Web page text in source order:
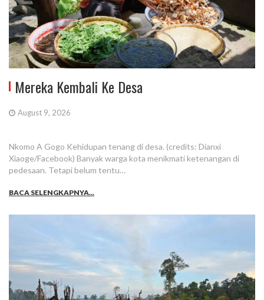
Mereka Kembali Ke Desa
August 9, 2026
Nkomo A Gogo Kehidupan tenang di desa. (credits: Dianxi
Xiaoge/Facebook) Banyak warga kota menikmati ketenangan di
pedesaan. Tetapi belum tentu…
BACA SELENGKAPNYA...